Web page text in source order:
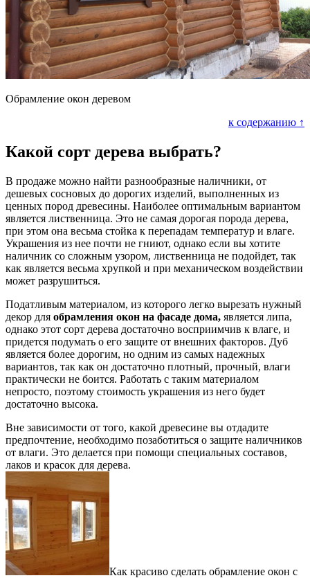
Обрамление окон деревом
к содержанию ↑
Какой сорт дерева выбрать?
В продаже можно найти разнообразные наличники, от
дешевых сосновых до дорогих изделий, выполненных из
ценных пород древесины. Наиболее оптимальным вариантом
является лиственница. Это не самая дорогая порода дерева,
при этом она весьма стойка к перепадам температур и влаге.
Украшения из нее почти не гниют, однако если вы хотите
наличник со сложным узором, лиственница не подойдет, так
как является весьма хрупкой и при механическом воздействии
может разрушиться.
Податливым материалом, из которого легко вырезать нужный
декор для обрамления окон на фасаде дома, является липа,
однако этот сорт дерева достаточно восприимчив к влаге, и
придется подумать о его защите от внешних факторов. Дуб
является более дорогим, но одним из самых надежных
вариантов, так как он достаточно плотный, прочный, влаги
практически не боится. Работать с таким материалом
непросто, поэтому стоимость украшения из него будет
достаточно высока.
Вне зависимости от того, какой древесине вы отдадите
предпочтение, необходимо позаботиться о защите наличников
от влаги. Это делается при помощи специальных составов,
лаков и красок для дерева.
Как красиво сделать обрамление окон с